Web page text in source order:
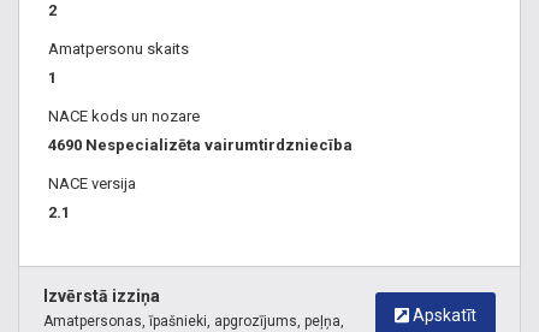
2
Amatpersonu skaits
1
NACE kods un nozare
4690 Nespecializēta vairumtirdzniecība
NACE versija
2.1
Apskatīt
Izvērstā izziņa
Amatpersonas, īpašnieki, apgrozījums, peļņa,